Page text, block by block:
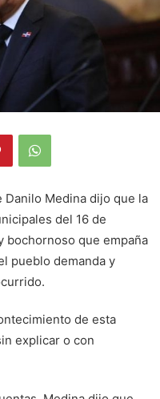
Danilo Medina dijo que la
del 16 de
bochornoso que empaña
pueblo demanda y
de esta
explicar o con